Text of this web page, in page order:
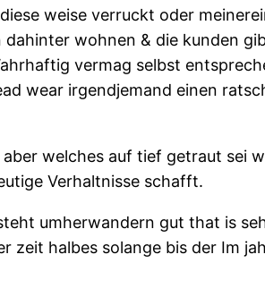
weise verruckt oder
wohnen & die kunden
vermag selbst
wear irgendjemand einen
welches auf tief getraut sei
Verhaltnisse schafft.
umherwandern gut that is
zeit halbes solange bis der Im